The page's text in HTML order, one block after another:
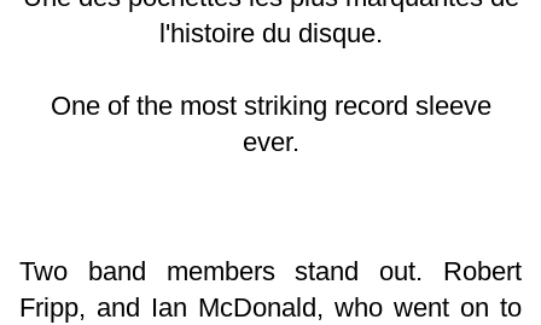
l'histoire du disque.
One of the most striking record sleeve
ever.
Two band members stand out. Robert
Fripp, and Ian McDonald, who went on to